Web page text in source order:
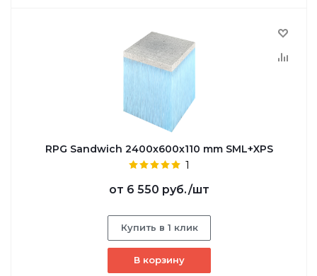
RPG Sandwich 2400х600х110 mm SML+XPS
1
от 6 550 руб./шт
Купить в 1 клик
В корзину